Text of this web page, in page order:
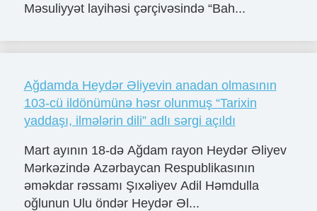
Məsuliyyət layihəsi çərçivəsində “Bah...
Ağdamda Heydər Əliyevin anadan olmasının
103-cü ildönümünə həsr olunmuş “Tarixin
yaddaşı, ilmələrin dili” adlı sərgi açıldı
Mart ayının 18-də Ağdam rayon Heydər Əliyev
Mərkəzində Azərbaycan Respublikasının
əməkdar rəssamı Şıxəliyev Adil Həmdulla
oğlunun Ulu öndər Heydər Əl...